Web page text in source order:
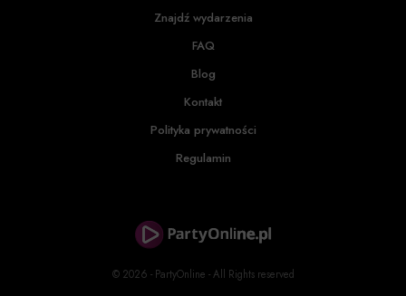
© 2026 - PartyOnline - All Rights reserved
Znajdź wydarzenia
FAQ
Blog
Kontakt
Polityka prywatności
Regulamin